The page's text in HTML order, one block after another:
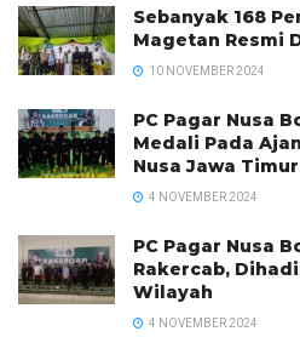
Sebanyak 168
Magetan Resmi
10 NOVEMBER 2024
PC Pagar Nusa
Medali Pada
Nusa Jawa Timur
4 NOVEMBER 2024
PC Pagar Nusa
Rakercab,
Wilayah
4 NOVEMBER 2024